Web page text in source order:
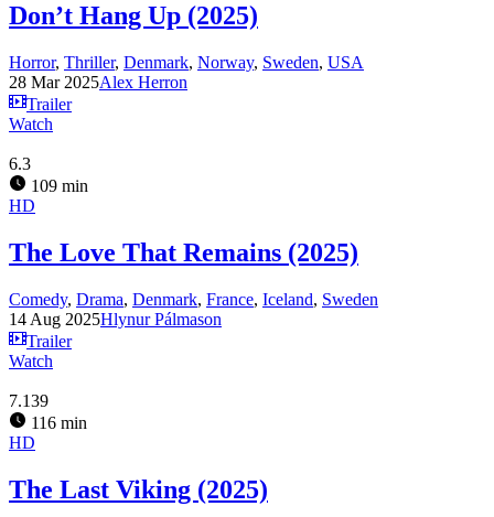
Don’t Hang Up (2025)
Horror, Thriller, Denmark, Norway, Sweden, USA
28 Mar 2025Alex Herron
Trailer
Watch
6.3
109 min
HD
The Love That Remains (2025)
Comedy, Drama, Denmark, France, Iceland, Sweden
14 Aug 2025Hlynur Pálmason
Trailer
Watch
7.139
116 min
HD
The Last Viking (2025)